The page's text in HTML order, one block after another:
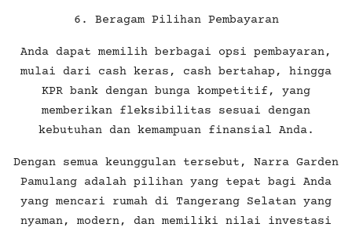
6. Beragam Pilihan Pembayaran
Anda dapat memilih berbagai opsi pembayaran,
mulai dari cash keras, cash bertahap, hingga
KPR bank dengan bunga kompetitif, yang
memberikan fleksibilitas sesuai dengan
kebutuhan dan kemampuan finansial Anda.
Dengan semua keunggulan tersebut, Narra Garden
Pamulang adalah pilihan yang tepat bagi Anda
yang mencari rumah di Tangerang Selatan yang
nyaman, modern, dan memiliki nilai investasi